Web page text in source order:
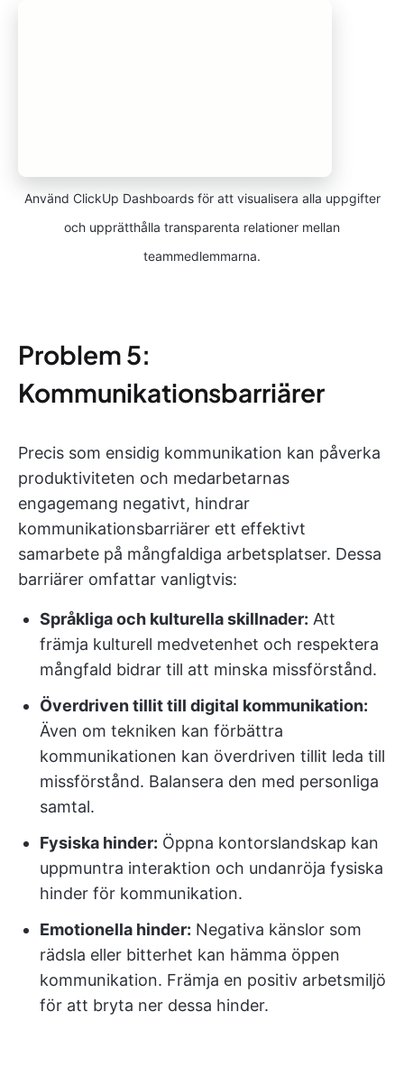
Använd ClickUp Dashboards för att visualisera alla uppgifter
och upprätthålla transparenta relationer mellan
teammedlemmarna.
Problem 5:
Kommunikationsbarriärer
Precis som ensidig kommunikation kan påverka
produktiviteten och medarbetarnas
engagemang negativt, hindrar
kommunikationsbarriärer ett effektivt
samarbete på mångfaldiga arbetsplatser. Dessa
barriärer omfattar vanligtvis:
Språkliga och kulturella skillnader: Att
främja kulturell medvetenhet och respektera
mångfald bidrar till att minska missförstånd.
Överdriven tillit till digital kommunikation:
Även om tekniken kan förbättra
kommunikationen kan överdriven tillit leda till
missförstånd. Balansera den med personliga
samtal.
Fysiska hinder: Öppna kontorslandskap kan
uppmuntra interaktion och undanröja fysiska
hinder för kommunikation.
Emotionella hinder: Negativa känslor som
rädsla eller bitterhet kan hämma öppen
kommunikation. Främja en positiv arbetsmiljö
för att bryta ner dessa hinder.